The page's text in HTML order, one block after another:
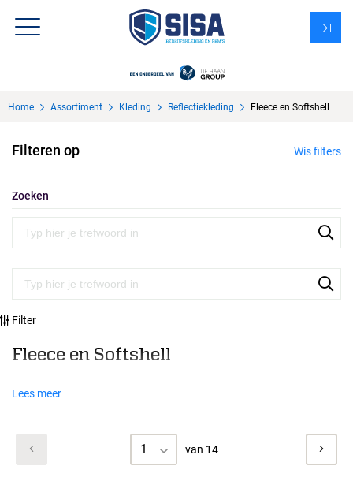
Over Sisa
KMS
Uitzendbureau?
Home Assortiment Kleding Reflectiekleding Fleece en Softshell
Filteren op Wis filters
Zoeken
Filter
Fleece en Softshell
Lees meer
1 van 14